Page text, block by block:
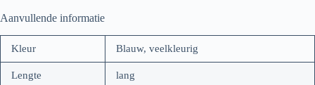
Aanvullende informatie
Kleur Blauw, veelkleurig
Lengte lang